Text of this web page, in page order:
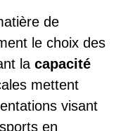
de
le choix des
la capacité
mettent
visant
en